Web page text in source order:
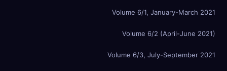
Volume 6/1, January-March 2021
Volume 6/2 (April-June 2021)
Volume 6/3, July-September 2021